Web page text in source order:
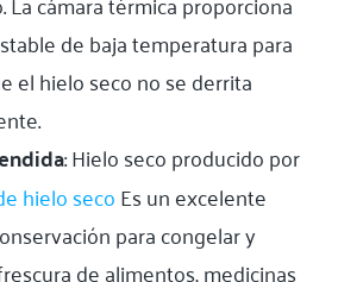
de baja temperatura para
el hielo seco no se derrita
: Hielo seco producido por
hielo secoEs un excelente
para congelar y
de alimentos, medicinas